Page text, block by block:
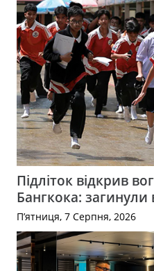
Підліток відкрив
Бангкока:
П’ятниця, 7 Серпня, 2026